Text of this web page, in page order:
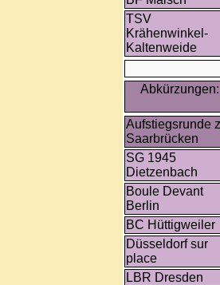
TSV
Krähenwinkel-
Kaltenweide
Aufstiegsrunde
Saarbrücken
SG 1945
Dietzenbach
Boule Devant
Berlin
BC Hüttigweiler
Düsseldorf sur
place
LBR Dresden